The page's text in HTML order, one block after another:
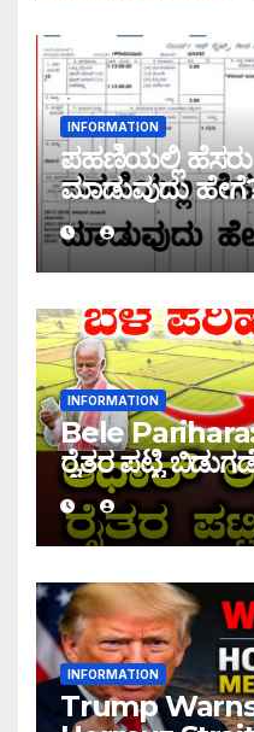
INFORMATION
ಪಹಣಿಯಲ್ಲಿ ಹೆಸರು
ಮಾಡುವುದು
INFORMATION
Bele
ರೈತರ ಪಟ್ಟಿ
ಹೆಸರು ಇದ್ದರೆ
INFORMATION
Trump